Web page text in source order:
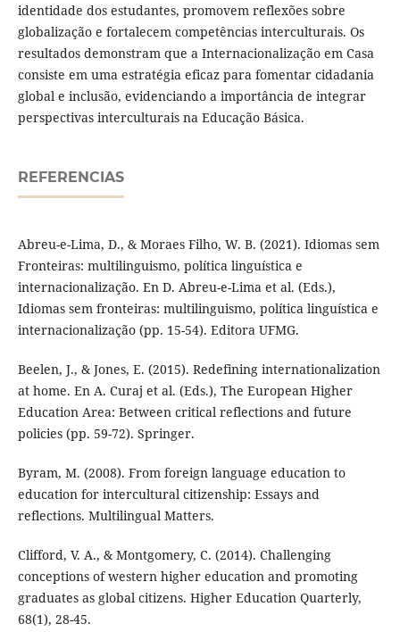
identidade dos estudantes, promovem reflexões sobre
globalização e fortalecem competências interculturais. Os
resultados demonstram que a Internacionalização em Casa
consiste em uma estratégia eficaz para fomentar cidadania
global e inclusão, evidenciando a importância de integrar
perspectivas interculturais na Educação Básica.
REFERENCIAS
Abreu-e-Lima, D., & Moraes Filho, W. B. (2021). Idiomas sem
Fronteiras: multilinguismo, política linguística e
internacionalização. En D. Abreu-e-Lima et al. (Eds.),
Idiomas sem fronteiras: multilinguismo, política linguística e
internacionalização (pp. 15-54). Editora UFMG.
Beelen, J., & Jones, E. (2015). Redefining internationalization
at home. En A. Curaj et al. (Eds.), The European Higher
Education Area: Between critical reflections and future
policies (pp. 59-72). Springer.
Byram, M. (2008). From foreign language education to
education for intercultural citizenship: Essays and
reflections. Multilingual Matters.
Clifford, V. A., & Montgomery, C. (2014). Challenging
conceptions of western higher education and promoting
graduates as global citizens. Higher Education Quarterly,
68(1), 28-45.